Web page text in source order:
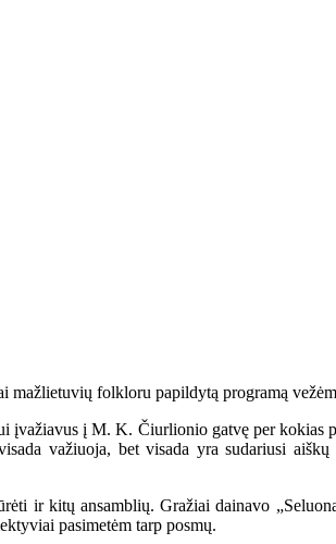
mažlietuvių folkloru papildytą programą
į M. K. Čiurlionio gatvę per kokias
važiuoja, bet visada yra sudariusi
ir kitų ansamblių. Gražiai dainavo
pasimetėm tarp posmų.